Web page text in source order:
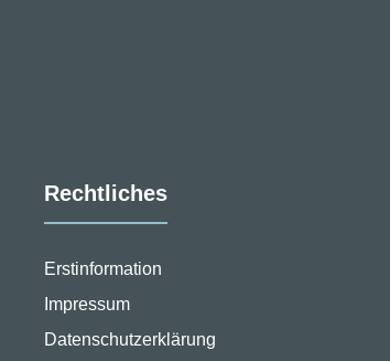
Rechtliches
Erstinformation
Impressum
Datenschutzerklärung